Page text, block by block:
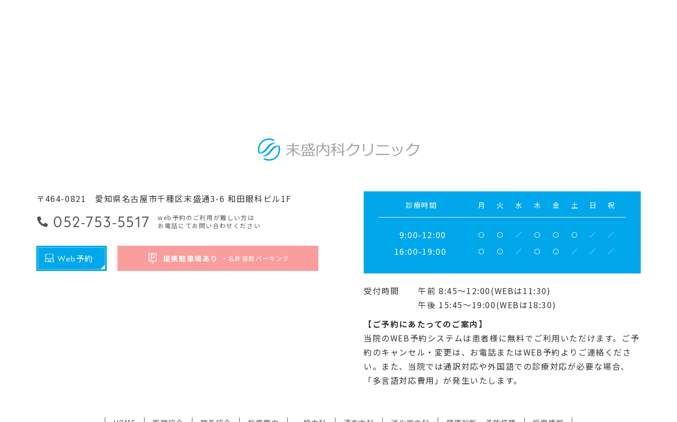
〒464-0821 愛知県名古屋市千種区末盛通3-6 和田眼科ビル1F
052-753-5517
web予約のご利用が難しい方は
お電話にてお問い合わせください
Web予約 提携駐車場あり ・名鉄協商パーキング
診療時間 月 火 水 木 金 土 日 祝
9:00-12:00 〇 〇 ／ 〇 〇 〇 ／ ／
16:00-19:00 〇 〇 ／ 〇 〇 ／ ／ ／
受付時間
午前 8:45～12:00(WEBは11:30)
午後 15:45～19:00(WEBは18:30)
【ご予約にあたってのご案内】
当院のWEB予約システムは患者様に無料でご利用いただけます。ご予
約のキャンセル・変更は、お電話またはWEB予約よりご連絡くださ
い。また、当院では通訳対応や外国語での診療対応が必要な場合、
「多言語対応費用」が発生いたします。